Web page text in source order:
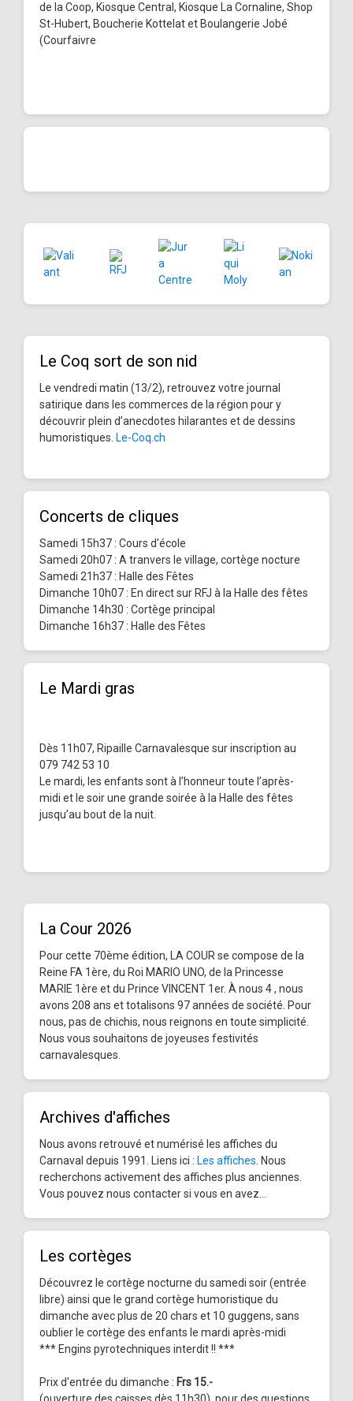
de la Coop, Kiosque Central, Kiosque La Cornaline, Shop
St-Hubert, Boucherie Kottelat et Boulangerie Jobé
(Courfaivre
Le Coq sort de son nid
Le vendredi matin (13/2), retrouvez votre journal
satirique dans les commerces de la région pour y
découvrir plein d’anecdotes hilarantes et de dessins
humoristiques. Le-Coq.ch
Concerts de cliques
Samedi 15h37 : Cours d'école
Samedi 20h07 : A tranvers le village, cortège nocture
Samedi 21h37 : Halle des Fêtes
Dimanche 10h07 : En direct sur RFJ à la Halle des fêtes
Dimanche 14h30 : Cortège principal
Dimanche 16h37 : Halle des Fêtes
Le Mardi gras
Dès 11h07, Ripaille Carnavalesque sur inscription au
079 742 53 10
Le mardi, les enfants sont à l’honneur toute l’après-
midi et le soir une grande soirée à la Halle des fêtes
jusqu’au bout de la nuit.
La Cour 2026
Pour cette 70ème édition, LA COUR se compose de la
Reine FA 1ère, du Roi MARIO UNO, de la Princesse
MARIE 1ère et du Prince VINCENT 1er. À nous 4 , nous
avons 208 ans et totalisons 97 années de société. Pour
nous, pas de chichis, nous reignons en toute simplicité.
Nous vous souhaitons de joyeuses festivités
carnavalesques.
Archives d'affiches
Nous avons retrouvé et numérisé les affiches du
Carnaval depuis 1991. Liens ici : Les affiches . Nous
recherchons activement des affiches plus anciennes.
Vous pouvez nous contacter si vous en avez...
Les cortèges
Découvrez le cortège nocturne du samedi soir (entrée
libre) ainsi que le grand cortège humoristique du
dimanche avec plus de 20 chars et 10 guggens, sans
oublier le cortège des enfants le mardi après-midi
*** Engins pyrotechniques interdit !! ***
Prix d'entrée du dimanche : Frs 15.-